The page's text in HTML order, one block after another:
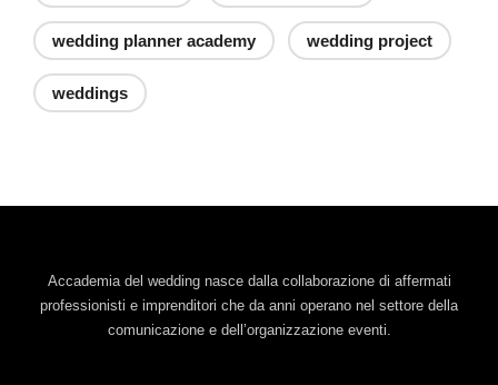
wedding planner academy wedding project
weddings
Accademia del wedding nasce dalla collaborazione di affermati
professionisti e imprenditori che da anni operano nel settore della
comunicazione e dell’organizzazione eventi.